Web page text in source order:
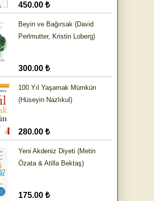
450.00 ₺
Beyin ve Bağırsak (David
Perlmutter, Kristin Loberg)
300.00 ₺
100 Yıl Yaşamak Mümkün
(Hüseyin Nazlıkul)
280.00 ₺
Yeni Akdeniz Diyeti (Metin
Özata & Atilla Bektaş)
175.00 ₺